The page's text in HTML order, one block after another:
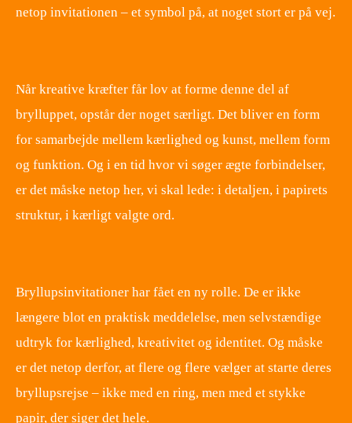
netop invitationen – et symbol på, at noget stort er på vej.
Når kreative kræfter får lov at forme denne del af
brylluppet, opstår der noget særligt. Det bliver en form
for samarbejde mellem kærlighed og kunst, mellem form
og funktion. Og i en tid hvor vi søger ægte forbindelser,
er det måske netop her, vi skal lede: i detaljen, i papirets
struktur, i kærligt valgte ord.
Bryllupsinvitationer har fået en ny rolle. De er ikke
længere blot en praktisk meddelelse, men selvstændige
udtryk for kærlighed, kreativitet og identitet. Og måske
er det netop derfor, at flere og flere vælger at starte deres
bryllupsrejse – ikke med en ring, men med et stykke
papir, der siger det hele.